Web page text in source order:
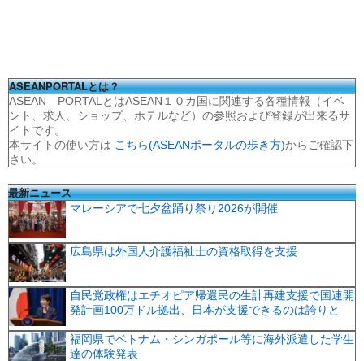
ASEANPORTALとは？
ASEAN PORTALとはASEAN１０カ国に関連する各種情報（イベ
ント、求人、ショップ、ホテルなど）の参照および登録が出来るサ
イトです。
本サイトの使い方は こちら(ASEANポータルの歩き方)からご確認下
さい。
最新ニュース
マレーシアで七夕盆踊り祭り2026が開催
広島県は外国人介護福祉士の資格取得を支援
自民党政権はエチオピア帰還民の生計再建支援で国連開
発計画100万ドル拠出、日本が支援できるのは誇りと
福岡県でベトナム・シンガポール等に海外派遣した学生
達の体験発表